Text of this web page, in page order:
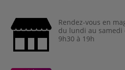
Rendez-vous en
du lundi au samedi
9h30 à 19h